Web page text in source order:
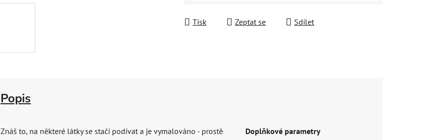
Tisk Zeptat se Sdílet
Popis
Znáš to, na některé látky se stačí podívat a je vymalováno - prostě
Doplňkové parametry